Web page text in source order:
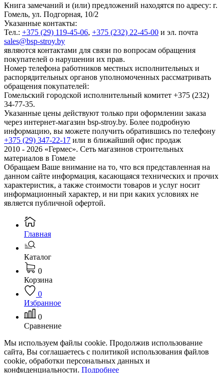
Книга замечаний и (или) предложений находятся по адресу: г.
Гомель, ул. Подгорная, 10/2
Указанные контакты:
Тел.: +375 (29) 119-45-06, +375 (232) 22-45-00 и эл. почта
sales@bsp-stroy.by
являются контактами для связи по вопросам обращения
покупателей о нарушении их прав.
Номер телефона работников местных исполнительных и
распорядительных органов уполномоченных рассматривать
обращения покупателей:
Гомельский городской исполнительный комитет +375 (232)
34-77-35.
Указанные цены действуют только при оформлении заказа
через интернет-магазин bsp-stroy.by. Более подробную
информацию, вы можете получить обратившись по телефону
+375 (29) 347-22-17 или в ближайший офис продаж
2010 - 2026 «Гермес». Сеть магазинов строительных
материалов в Гомеле
Обращаем Ваше внимание на то, что вся представленная на
данном сайте информация, касающаяся технических и прочих
характеристик, а также стоимости товаров и услуг носит
информационный характер, и ни при каких условиях не
является публичной офертой.
Главная
Каталог
0
Корзина
0
Избранное
0
Сравнение
Мы используем файлы cookie. Продолжив использование
сайта, Вы соглашаетесь с политикой использования файлов
cookie, обработки персональных данных и
конфиденциальности. Подробнее